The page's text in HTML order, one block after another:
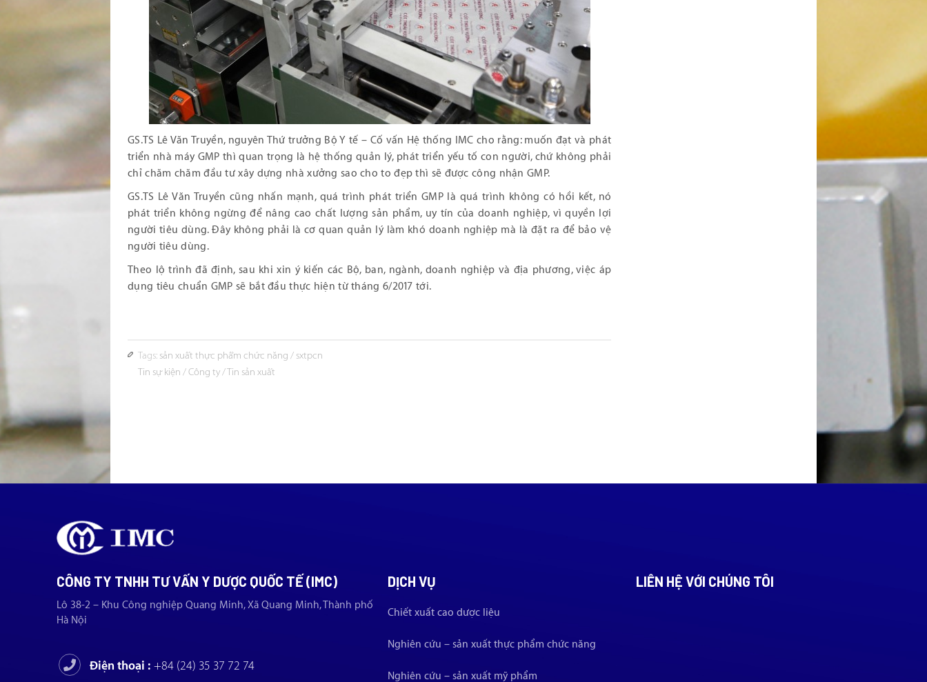
GS.TS Lê Văn Truyền, nguyên Thứ trưởng Bộ Y tế – Cố vấn Hệ thống IMC cho rằng: muốn đạt và phát
triển nhà máy GMP thì quan trọng là hệ thống quản lý, phát triển yếu tố con người, chứ không phải
chỉ chăm chăm đầu tư xây dựng nhà xưởng sao cho to đẹp thì sẽ được công nhận GMP.
GS.TS Lê Văn Truyền cũng nhấn mạnh, quá trình phát triển GMP là quá trình không có hồi kết, nó
phát triển không ngừng để nâng cao chất lượng sản phẩm, uy tín của doanh nghiệp, vì quyền lợi
người tiêu dùng. Đây không phải là cơ quan quản lý làm khó doanh nghiệp mà là đặt ra để bảo vệ
người tiêu dùng.
Theo lộ trình đã định, sau khi xin ý kiến các Bộ, ban, ngành, doanh nghiệp và địa phương, việc áp
dụng tiêu chuẩn GMP sẽ bắt đầu thực hiện từ tháng 6/2017 tới.
Tags: sản xuất thực phẩm chức năng / sxtpcn
Tin sự kiện /Công ty/Tin sản xuất
CÔNG TY TNHH TƯ VẤN Y DƯỢC QUỐC TẾ (IMC)
Lô 38-2 – Khu Công nghiệp Quang Minh, Xã Quang Minh, Thành phố
Hà Nội
Điện thoại : +84 (24) 35 37 72 74
DỊCH VỤ
Chiết xuất cao dược liệu
Nghiên cứu – sản xuất thực phẩm chức năng
Nghiên cứu – sản xuất mỹ phẩm
LIÊN HỆ VỚI CHÚNG TÔI